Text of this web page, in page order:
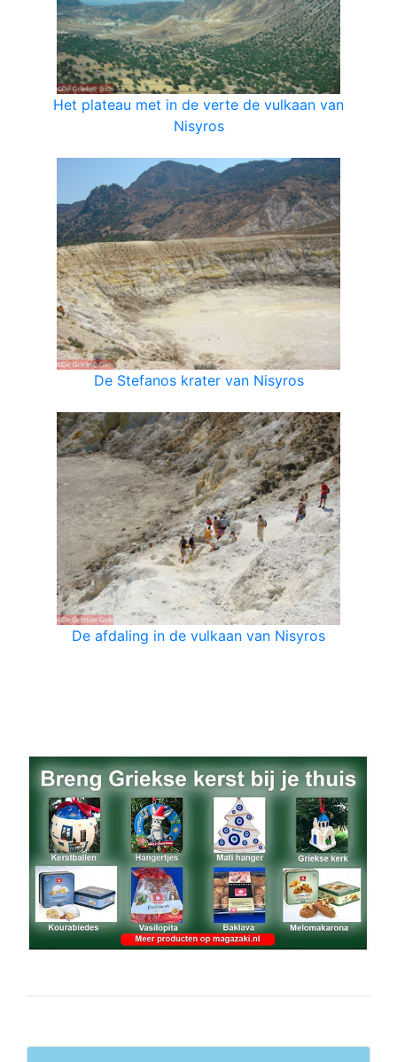
Het plateau met in de verte de vulkaan van
Nisyros
De Stefanos krater van Nisyros
De afdaling in de vulkaan van Nisyros